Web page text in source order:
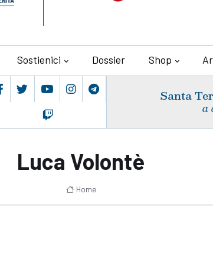
Sostienici Dossier Shop
Santa
a
Luca Volontè
Home